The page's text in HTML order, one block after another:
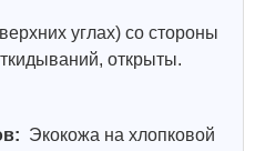
углах) со стороны
открыты.
Экокожа на хлопковой